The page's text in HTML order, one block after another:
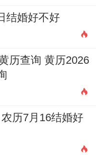
九月并非搬家的
:
敛跟萧瑟。被视
望家运兴旺发达,
家这样的喜庆大
结婚好不好
历查询 黄历2026
历7月16结婚好